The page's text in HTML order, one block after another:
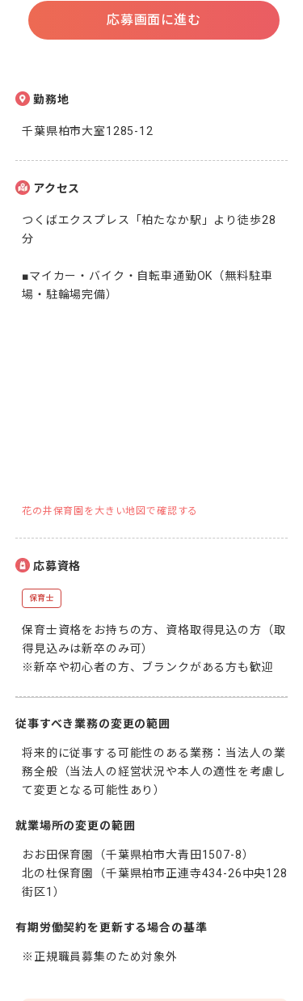
応募画面に進む
勤務地
千葉県柏市大室1285-12
アクセス
つくばエクスプレス「柏たなか駅」より徒歩28
分
■マイカー・バイク・自転車通勤OK（無料駐車
場・駐輪場完備）
花の井保育園を大きい地図で確認する
応募資格
保育士
保育士資格をお持ちの方、資格取得見込の方（取
得見込みは新卒のみ可）
※新卒や初心者の方、ブランクがある方も歓迎
従事すべき業務の変更の範囲
将来的に従事する可能性のある業務：当法人の業
務全般（当法人の経営状況や本人の適性を考慮し
て変更となる可能性あり）
就業場所の変更の範囲
おお田保育園（千葉県柏市大青田1507-8）
北の杜保育園（千葉県柏市正連寺434-26中央128
街区1）
有期労働契約を更新する場合の基準
※正規職員募集のため対象外